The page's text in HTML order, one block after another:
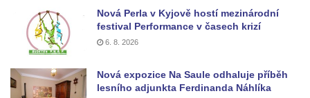
Socha svatého Vincence Ferrerského na
nádvoří kláštera dominikánů v Českých
Budějovicích
Socha svatého Zachariáše na nádvoří
kláštera dominikánů v Českých
Nová Perla v Kyjově hostí mezinárodní
festival Performance v časech krizí
6. 8. 2026
Nová expozice Na Saule odhaluje příběh
lesního adjunkta Ferdinanda Náhlíka